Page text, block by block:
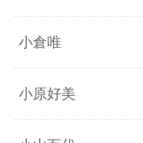
小倉唯
小原好美